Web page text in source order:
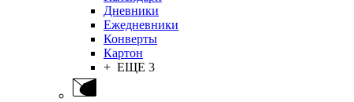
Дневники
Ежедневники
Конверты
Картон
+ ЕЩЕ 3